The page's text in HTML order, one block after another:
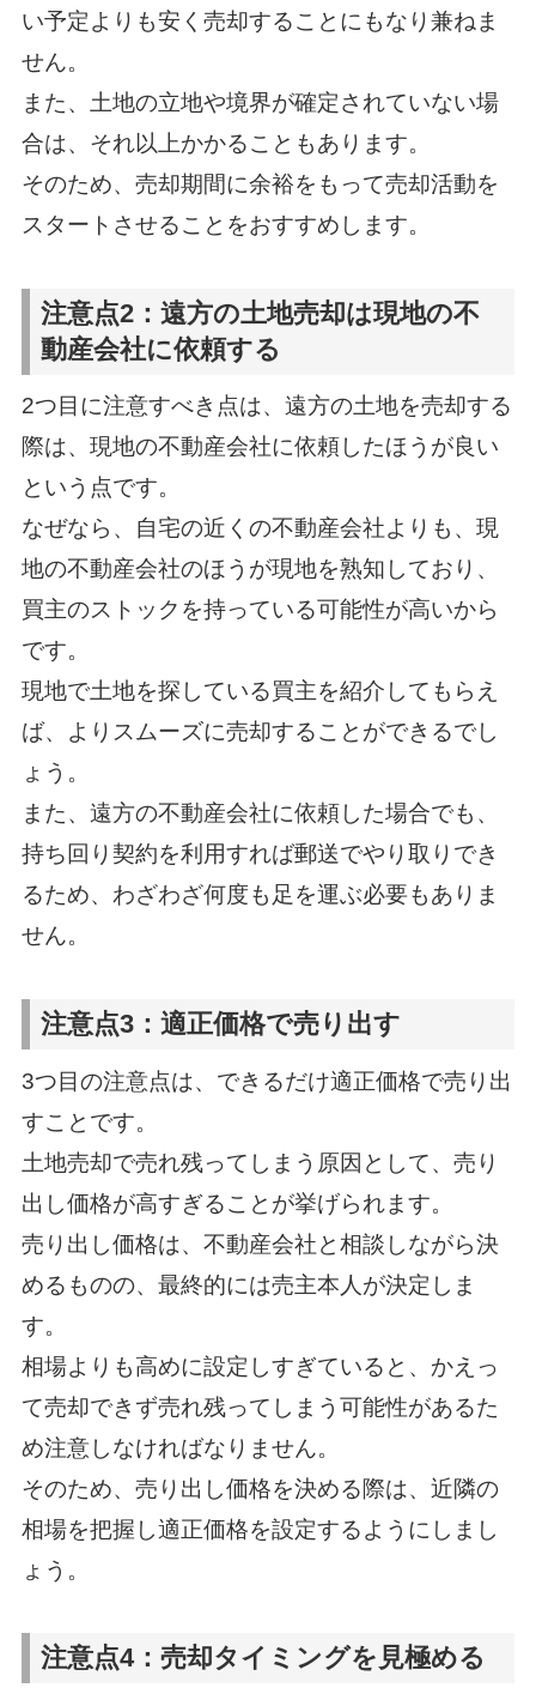
い予定よりも安く売却することにもなり兼ねま
せん。
また、土地の立地や境界が確定されていない場
合は、それ以上かかることもあります。
そのため、売却期間に余裕をもって売却活動を
スタートさせることをおすすめします。
注意点2：遠方の土地売却は現地の不
動産会社に依頼する
2つ目に注意すべき点は、遠方の土地を売却する
際は、現地の不動産会社に依頼したほうが良い
という点です。
なぜなら、自宅の近くの不動産会社よりも、現
地の不動産会社のほうが現地を熟知しており、
買主のストックを持っている可能性が高いから
です。
現地で土地を探している買主を紹介してもらえ
ば、よりスムーズに売却することができるでし
ょう。
また、遠方の不動産会社に依頼した場合でも、
持ち回り契約を利用すれば郵送でやり取りでき
るため、わざわざ何度も足を運ぶ必要もありま
せん。
注意点3：適正価格で売り出す
3つ目の注意点は、できるだけ適正価格で売り出
すことです。
土地売却で売れ残ってしまう原因として、売り
出し価格が高すぎることが挙げられます。
売り出し価格は、不動産会社と相談しながら決
めるものの、最終的には売主本人が決定しま
す。
相場よりも高めに設定しすぎていると、かえっ
て売却できず売れ残ってしまう可能性があるた
め注意しなければなりません。
そのため、売り出し価格を決める際は、近隣の
相場を把握し適正価格を設定するようにしまし
ょう。
注意点4：売却タイミングを見極める